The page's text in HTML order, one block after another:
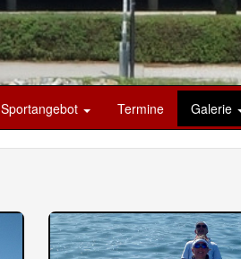
Sportangebot Termine Galerie